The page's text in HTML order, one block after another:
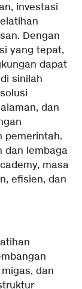
investasi
Dengan
yang tepat,
dapat
sinilah
dan
pemerintah.
dan lembaga
masa
efisien, dan
dan